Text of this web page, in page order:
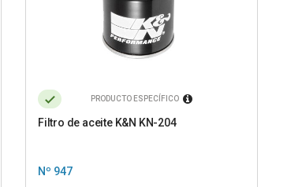
PRODUCTO ESPECÍFICO
Filtro de aceite K&N KN-204
Nº 947